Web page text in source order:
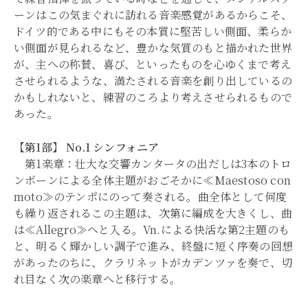
ーンはこの気まぐれに訪れる音楽感覚があるからこそ、
ドイツ的である中にもその本質に堅苦しい側面、柔らか
い側面が見られるなど、豊かな気質のもと描かれた世界
が、主への称賛、喜び、といったものを心ゆくまで考え
させられるような、満たされる音楽を創り出しているの
かもしれないと、練習のころより考えさせられるもので
あった。
【第1部】 No.1 シンフォニア
第1楽章：壮大な交響カンタータの出だしは3本のトロ
ンボーンによる全体主題がおごそかに≪Maestoso con
moto≫のテンポにのって奏される。曲全体として何度
も繰り返されるこの主題は、次第に編成を大きくし、曲
は≪Allegro≫へと入る。Vn.による快活な第2主題のも
と、明るく輝かしい調子で進み、終盤に短く序奏の回想
があったのちに、クラリネットがカデンツァを奏で、切
れ目なく次の楽章へと移行する。